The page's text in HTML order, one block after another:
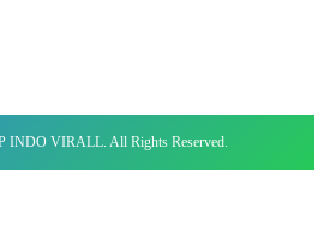
INDO VIRALL. All Rights Reserved.